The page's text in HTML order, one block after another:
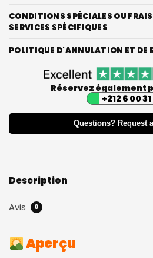
CONDITIONS SPÉCIALES OU FRAIS
SERVICES SPÉCIFIQUES
POLITIQUE D'ANNULATION ET DE
Réservez également
+212 6 00
Questions? Request
Description
Avis 0
Aperçu